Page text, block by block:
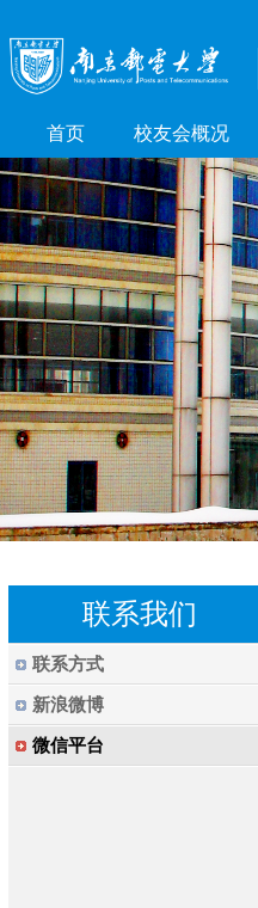
首页 校友会概况
联系我们
联系方式
新浪微博
微信平台